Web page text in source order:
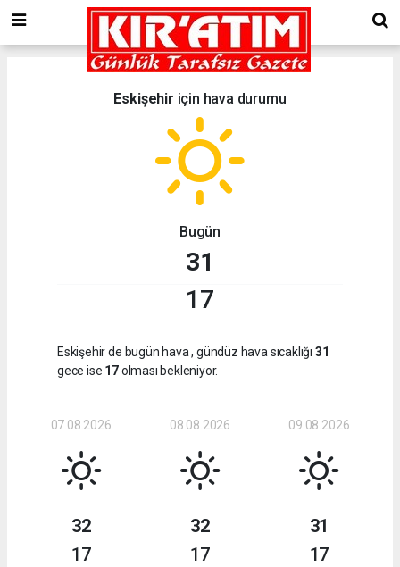
Eskişehir için hava durumu
Bugün
31
17
Eskişehir de bugün hava, gündüz hava sıcaklığı 31
gece ise 17olması bekleniyor.
07.08.2026
32
17
08.08.2026
32
17
09.08.2026
31
17